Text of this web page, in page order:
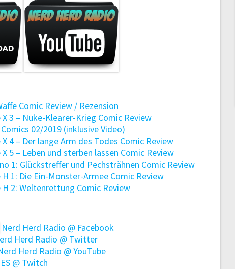
Comic Review / Rezension
3 – Nuke-Klearer-Krieg Comic Review
02/2019 (inklusive Video)
4 – Der lange Arm des Todes Comic Review
5 – Leben und sterben lassen Comic Review
1: Glückstreffer und Pechsträhnen Comic Review
1: Die Ein-Monster-Armee Comic Review
2: Weltenrettung Comic Review
Nerd Herd Radio @ Facebook
Herd Radio @ Twitter
Herd Radio @ YouTube
@ Twitch